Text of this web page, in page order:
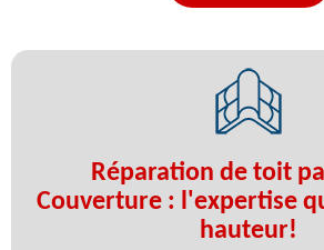
Réparation de toit
Couverture : l'expertise
hauteur!